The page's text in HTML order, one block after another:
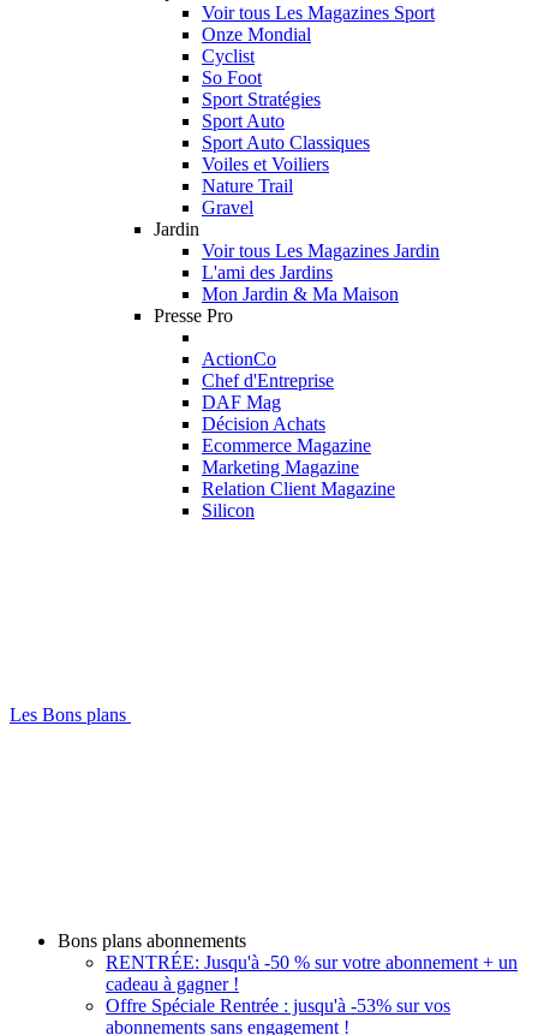
Voir tous Les Magazines Sport
Onze Mondial
Cyclist
So Foot
Sport Stratégies
Sport Auto
Sport Auto Classiques
Voiles et Voiliers
Nature Trail
Gravel
Jardin
Voir tous Les Magazines Jardin
L'ami des Jardins
Mon Jardin & Ma Maison
Presse Pro
ActionCo
Chef d'Entreprise
DAF Mag
Décision Achats
Ecommerce Magazine
Marketing Magazine
Relation Client Magazine
Silicon
Les Bons plans
Bons plans abonnements
RENTRÉE: Jusqu'à -50 % sur votre abonnement + un
cadeau à gagner !
Offre Spéciale Rentrée : jusqu'à -53% sur vos
abonnements sans engagement !